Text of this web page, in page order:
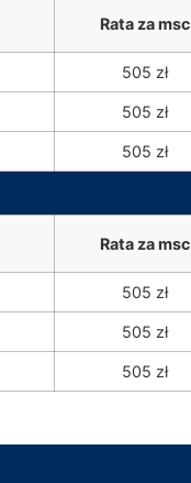
Rata za msc
505 zł
505 zł
505 zł
Rata za msc
505 zł
505 zł
505 zł